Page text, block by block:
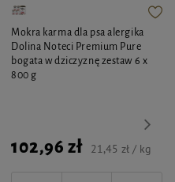
Mokra karma dla psa alergika
Dolina Noteci Premium Pure
bogata w dziczyznę zestaw 6 x
800 g
102,96 zł 21,45 zł / kg